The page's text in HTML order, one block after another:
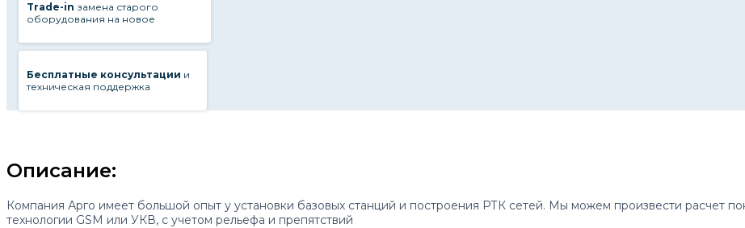
Trade-in замена старого
оборудования на новое
Бесплатные консультации и
техническая поддержка
Описание:
Компания Арго имеет большой опыт у установки базовых станций и построения РТК сетей. Мы можем произвести расчет
технологии GSM или УКВ, с учетом рельефа и препятствий